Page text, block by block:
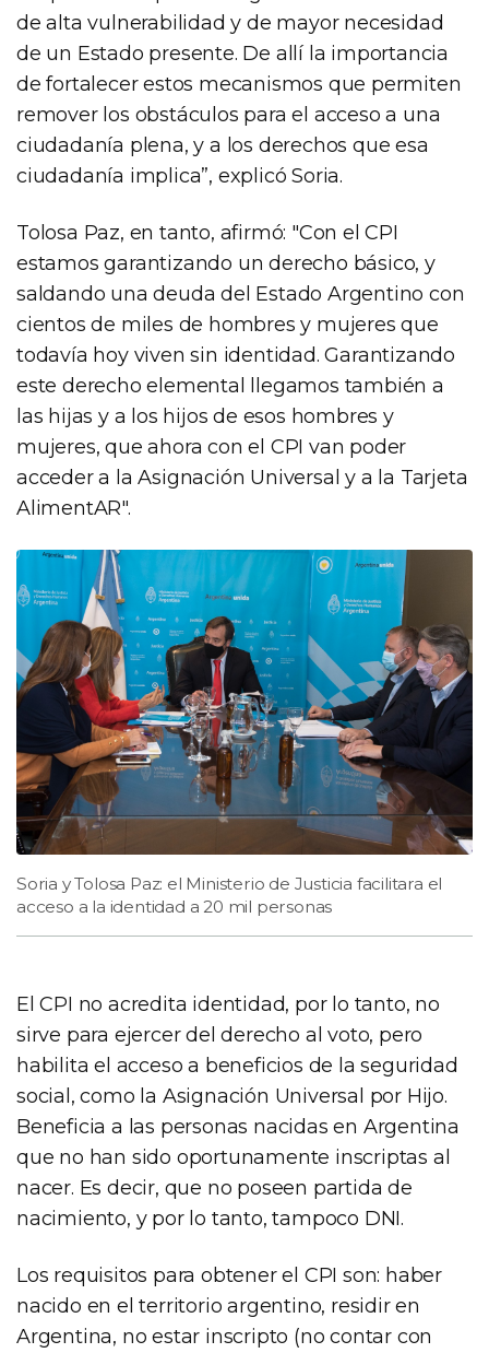
de alta vulnerabilidad y de mayor necesidad
de un Estado presente. De allí la importancia
de fortalecer estos mecanismos que permiten
remover los obstáculos para el acceso a una
ciudadanía plena, y a los derechos que esa
ciudadanía implica”, explicó Soria.
Tolosa Paz, en tanto, afirmó: "Con el CPI
estamos garantizando un derecho básico, y
saldando una deuda del Estado Argentino con
cientos de miles de hombres y mujeres que
todavía hoy viven sin identidad. Garantizando
este derecho elemental llegamos también a
las hijas y a los hijos de esos hombres y
mujeres, que ahora con el CPI van poder
acceder a la Asignación Universal y a la Tarjeta
AlimentAR".
Soria y Tolosa Paz: el Ministerio de Justicia facilitara el
acceso a la identidad a 20 mil personas
El CPI no acredita identidad, por lo tanto, no
sirve para ejercer del derecho al voto, pero
habilita el acceso a beneficios de la seguridad
social, como la Asignación Universal por Hijo.
Beneficia a las personas nacidas en Argentina
que no han sido oportunamente inscriptas al
nacer. Es decir, que no poseen partida de
nacimiento, y por lo tanto, tampoco DNI.
Los requisitos para obtener el CPI son: haber
nacido en el territorio argentino, residir en
Argentina, no estar inscripto (no contar con